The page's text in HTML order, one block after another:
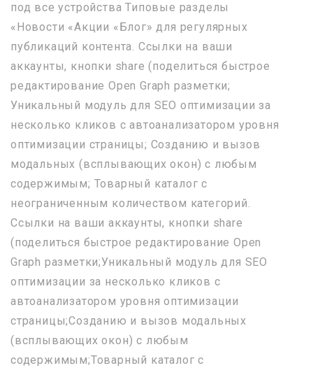
под все устройства Типовые разделы
«Новости «Акции «Блог» для регулярных
публикаций контента. Ссылки на ваши
аккаунты, кнопки share (поделиться быстрое
редактирование Open Graph разметки;
Уникальный модуль для SEO оптимизации за
несколько кликов с автоанализатором уровня
оптимизации страницы; Созданию и вызов
модальных (всплывающих окон) с любым
содержимым; Товарный каталог с
неограниченным количеством категорий.
Ссылки на ваши аккаунты, кнопки share
(поделиться быстрое редактирование Open
Graph разметки;Уникальный модуль для SEO
оптимизации за несколько кликов с
автоанализатором уровня оптимизации
страницы;Созданию и вызов модальных
(всплывающих окон) с любым
содержимым;Товарный каталог с